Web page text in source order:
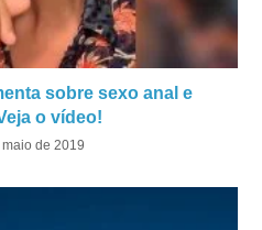
sobre sexo anal e
o vídeo!
de 2019